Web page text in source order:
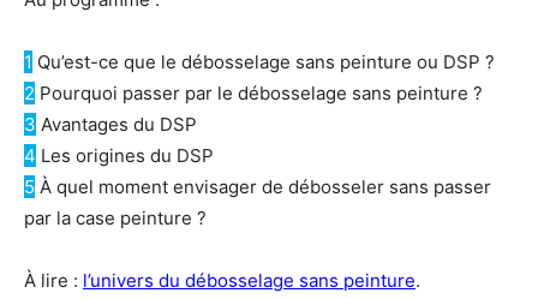
1 Qu’est-ce que le débosselage sans peinture ou DSP ?
2 Pourquoi passer par le débosselage sans peinture ?
3 Avantages du DSP
4 Les origines du DSP
5 À quel moment envisager de débosseler sans passer
par la case peinture ?
À lire : l’univers du débosselage sans peinture.